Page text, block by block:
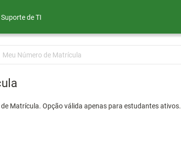
Suporte de TI
Meu Número de Matrícula
Matrícula. Opção válida apenas para estudantes ativos.